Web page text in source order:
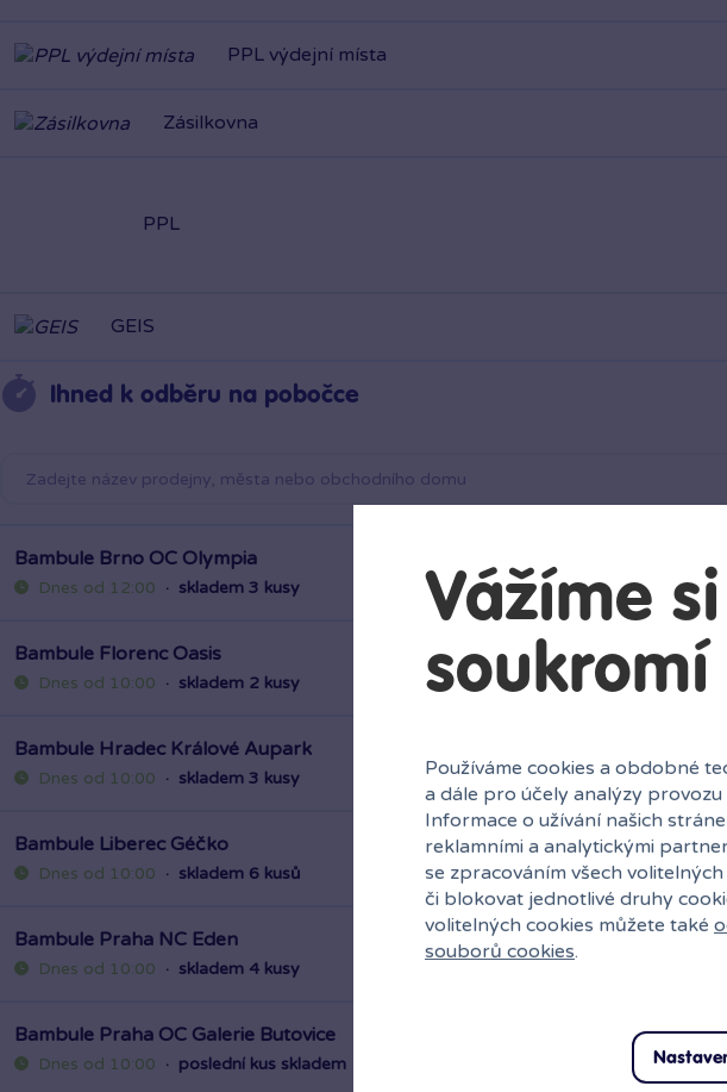
PPL výdejní místa
Zásilkovna
PPL
GEIS
Ihned k odběru na pobočce
Bambule Brno OC Olympia
Dnes od 12:00 · skladem 3 kusy
Bambule Florenc Oasis
Dnes od 10:00 · skladem 2 kusy
Bambule Hradec Králové Aupark
Dnes od 10:00 · skladem 3 kusy
Bambule Liberec Géčko
Dnes od 10:00 · skladem 6 kusů
Bambule Praha NC Eden
Dnes od 10:00 · skladem 4 kusy
Bambule Praha OC Galerie Butovice
Dnes od 10:00 · poslední kus skladem
Vážíme
soukromí
Používáme cookies a obdobné
a dále pro účely analýzy
Informace o užívání našich
reklamními a analytickými
se zpracováním všech
či blokovat jednotlivé druhy
volitelných cookies můžete také
souborů cookies.